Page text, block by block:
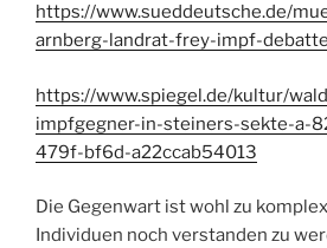
https://www.sueddeutsche.de/
arnberg-landrat-frey-impf-
https://www.spiegel.de/kultur/
impfgegner-in-steiners-sekte-a-
479f-bf6d-a22ccab54013
Die Gegenwart ist wohl zu
Individuen noch verstanden zu